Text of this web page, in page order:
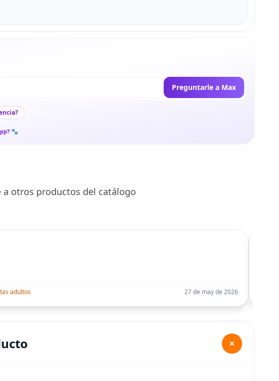
Preguntarle a Max
🐾
otros productos del catálogo
adultos 27 de may de 2026
+